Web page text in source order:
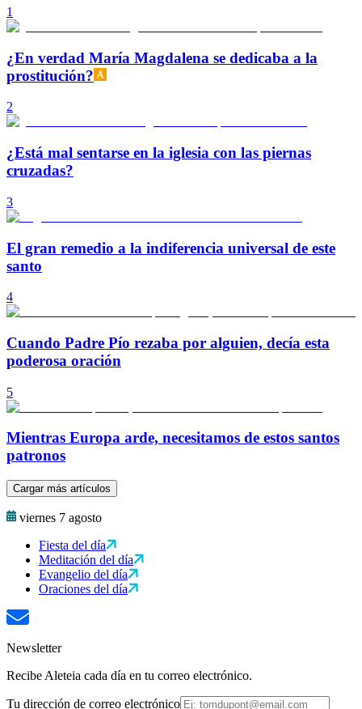
1
¿En verdad María Magdalena se dedicaba a la
prostitución?
2
¿Está mal sentarse en la iglesia con las piernas
cruzadas?
3
El gran remedio a la indiferencia universal de este
santo
4
Cuando Padre Pío rezaba por alguien, decía esta
poderosa oración
5
Mientras Europa arde, necesitamos de estos santos
patronos
Cargar más artículos
viernes 7 agosto
Fiesta del día
Meditación del día
Evangelio del día
Oraciones del día
Newsletter
Recibe Aleteia cada día en tu correo electrónico.
Tu dirección de correo electrónico